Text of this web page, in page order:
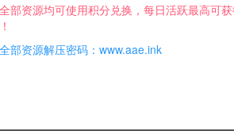
部资源均可使用积分兑换，每日活跃最高可
部资源解压密码：www.aae.ink